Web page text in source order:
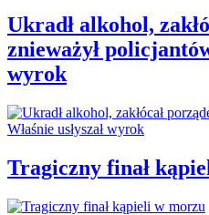
Ukradł alkohol,
znieważył
wyrok
Tragiczny finał